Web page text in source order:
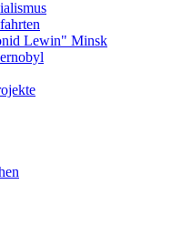
Lewin" Minsk